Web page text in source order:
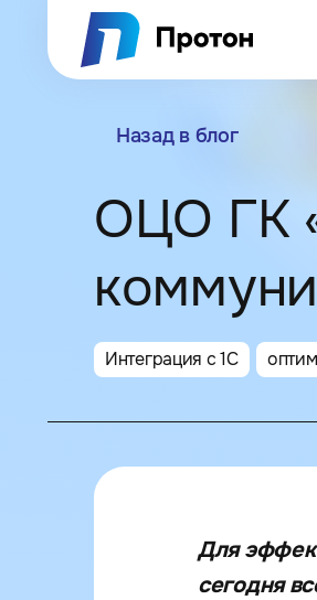
Назад в блог
ОЦО ГК
Интеграция с 1С
Для
сегодня